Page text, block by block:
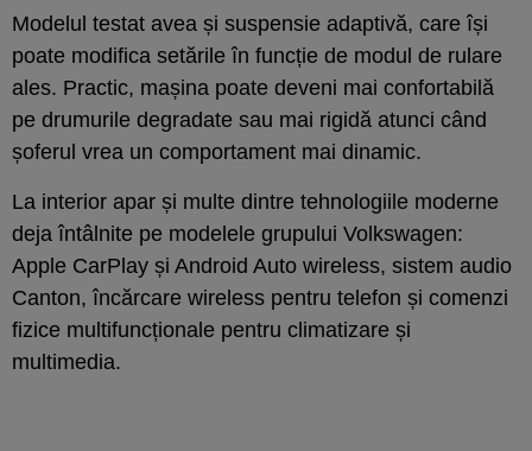
Modelul testat avea și suspensie adaptivă, care își
poate modifica setările în funcție de modul de rulare
ales. Practic, mașina poate deveni mai confortabilă
pe drumurile degradate sau mai rigidă atunci când
șoferul vrea un comportament mai dinamic.
La interior apar și multe dintre tehnologiile moderne
deja întâlnite pe modelele grupului Volkswagen:
Apple CarPlay și Android Auto wireless, sistem audio
Canton, încărcare wireless pentru telefon și comenzi
fizice multifuncționale pentru climatizare și
multimedia.